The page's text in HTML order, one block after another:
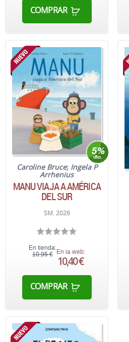
COMPRAR
Caroline Bruce; Ingela P
Arrhenius
MANU VIAJA A AMÉRICA
DEL SUR
SM. 2026
En tienda:
10,95 € En la web:
10,40 €
COMPRAR